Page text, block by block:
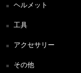
ヘルメット
工具
アクセサリー
その他